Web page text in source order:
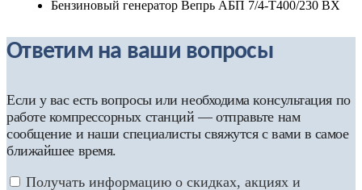
Бензиновый генератор Вепрь АБП 7/4-Т400/230 ВХ
Ответим на ваши вопросы
Если у вас есть вопросы или необходима консультация по
работе компрессорных станций — отправьте нам
сообщение и наши специалисты свяжутся с вами в самое
ближайшее время.
Получать информацию о скидках, акциях и